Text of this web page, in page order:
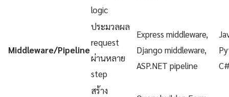
logic
Middleware/Pipeline
ประมวลผล
request
ผ่านหลาย
step
Express middleware,
Django middleware,
ASP.NET pipeline
สร้าง